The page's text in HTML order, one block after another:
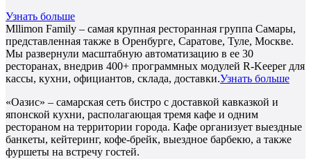
Узнать больше
Mllimon Family – самая крупная ресторанная группа Самары,
представленная также в Оренбурге, Саратове, Туле, Москве.
Мы развернули масштабную автоматизацию в ее 30
ресторанах, внедрив 400+ программных модулей R-Keeper для
кассы, кухни, официантов, склада, доставки.Узнать больше
«Оазис» – самарская сеть бистро с доставкой кавказкой и
японской кухни, располагающая тремя кафе и одним
рестораном на территории города. Кафе организует выездные
банкеты, кейтеринг, кофе-брейк, выездное барбекю, а также
фуршеты на встречу гостей.